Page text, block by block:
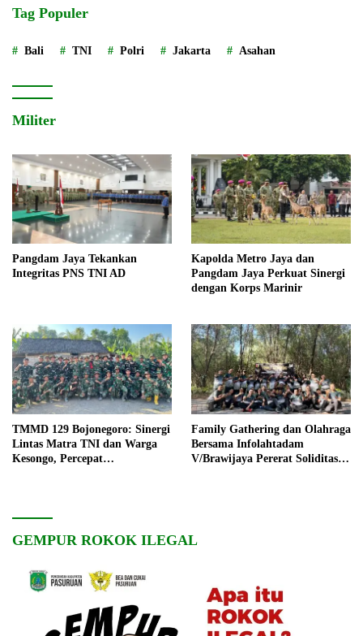
Tag Populer
Bali TNI Polri Jakarta Asahan
Militer
Pangdam Jaya Tekankan
Integritas PNS TNI AD
Kapolda Metro Jaya dan
Pangdam Jaya Perkuat Sinergi
dengan Korps Marinir
TMMD 129 Bojonegoro: Sinergi
Lintas Matra TNI dan Warga
Kesongo, Percepat
Family Gathering dan Olahraga
Bersama Infolahtadam
V/Brawijaya Pererat Soliditas
GEMPUR ROKOK ILEGAL